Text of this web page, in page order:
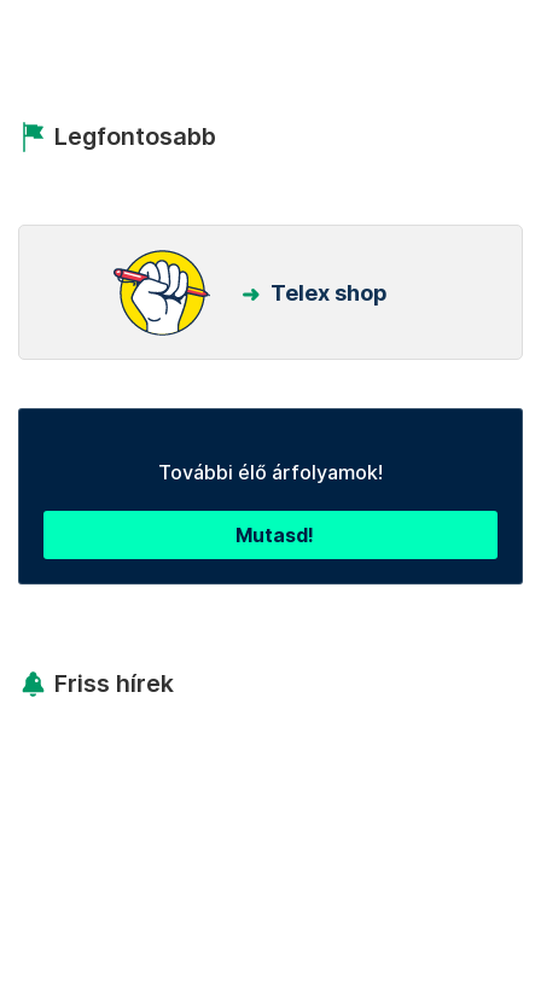
Legfontosabb
Telex shop
További élő árfolyamok!
Mutasd!
Friss hírek